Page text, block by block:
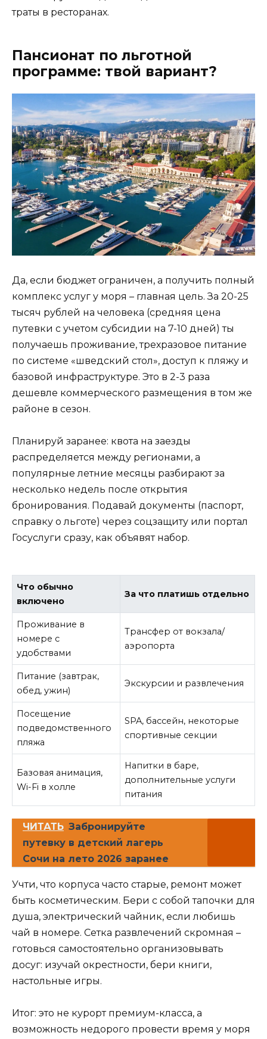
траты в ресторанах.
Пансионат по льготной
программе: твой вариант?
Да, если бюджет ограничен, а получить полный
комплекс услуг у моря – главная цель. За 20-25
тысяч рублей на человека (средняя цена
путевки с учетом субсидии на 7-10 дней) ты
получаешь проживание, трехразовое питание
по системе «шведский стол», доступ к пляжу и
базовой инфраструктуре. Это в 2-3 раза
дешевле коммерческого размещения в том же
районе в сезон.
Планируй заранее: квота на заезды
распределяется между регионами, а
популярные летние месяцы разбирают за
несколько недель после открытия
бронирования. Подавай документы (паспорт,
справку о льготе) через соцзащиту или портал
Госуслуги сразу, как объявят набор.
Что обычно
включено
За что платишь отдельно
Проживание в
номере с
удобствами
Трансфер от вокзала/
аэропорта
Питание (завтрак,
обед, ужин)
Экскурсии и развлечения
Посещение
подведомственного
пляжа
SPA, бассейн, некоторые
спортивные секции
Базовая анимация,
Wi-Fi в холле
Напитки в баре,
дополнительные услуги
питания
ЧИТАТЬ Забронируйте
путевку в детский лагерь
Сочи на лето 2026 заранее
Учти, что корпуса часто старые, ремонт может
быть косметическим. Бери с собой тапочки для
душа, электрический чайник, если любишь
чай в номере. Сетка развлечений скромная –
готовься самостоятельно организовывать
досуг: изучай окрестности, бери книги,
настольные игры.
Итог: это не курорт премиум-класса, а
возможность недорого провести время у моря